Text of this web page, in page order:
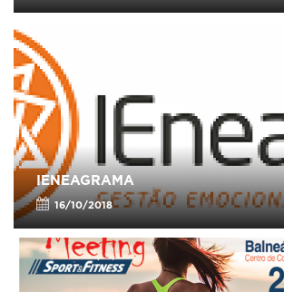
IENEAGRAMA
16/10/2018